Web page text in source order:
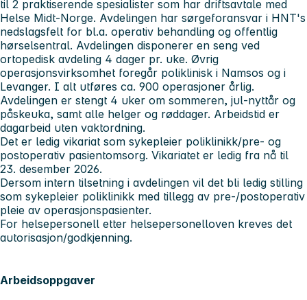
til 2 praktiserende spesialister som har driftsavtale med
Helse Midt-Norge. Avdelingen har sørgeforansvar i HNT's
nedslagsfelt for bl.a. operativ behandling og offentlig
hørselsentral. Avdelingen disponerer en seng ved
ortopedisk avdeling 4 dager pr. uke. Øvrig
operasjonsvirksomhet foregår poliklinisk i Namsos og i
Levanger. I alt utføres ca. 900 operasjoner årlig.
Avdelingen er stengt 4 uker om sommeren, jul-nyttår og
påskeuka, samt alle helger og røddager. Arbeidstid er
dagarbeid uten vaktordning.
Det er ledig vikariat som sykepleier poliklinikk/pre- og
postoperativ pasientomsorg. Vikariatet er ledig fra nå til
23. desember 2026.
Dersom intern tilsetning i avdelingen vil det bli ledig stilling
som sykepleier poliklinikk med tillegg av pre-/postoperativ
pleie av operasjonspasienter.
For helsepersonell etter helsepersonelloven kreves det
autorisasjon/godkjenning.
Arbeidsoppgaver